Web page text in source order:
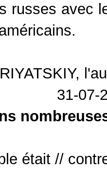
russes avec
31-07-
était //